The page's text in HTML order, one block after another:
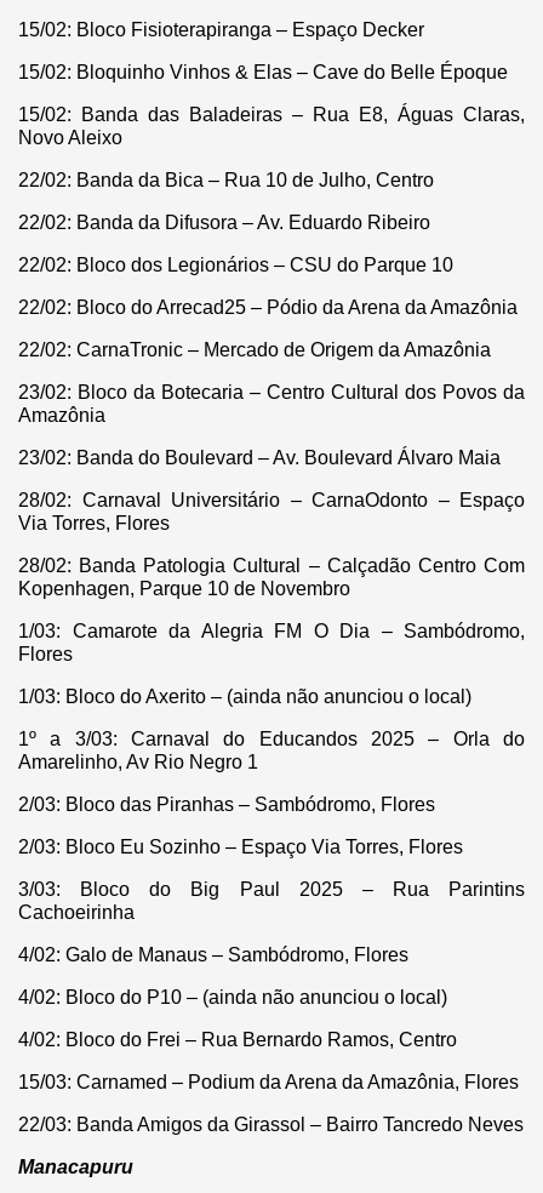
15/02: Bloco Fisioterapiranga – Espaço Decker
15/02: Bloquinho Vinhos & Elas – Cave do Belle Époque
15/02: Banda das Baladeiras – Rua E8, Águas Claras,
Novo Aleixo
22/02: Banda da Bica – Rua 10 de Julho, Centro
22/02: Banda da Difusora – Av. Eduardo Ribeiro
22/02: Bloco dos Legionários – CSU do Parque 10
22/02: Bloco do Arrecad25 – Pódio da Arena da Amazônia
22/02: CarnaTronic – Mercado de Origem da Amazônia
23/02: Bloco da Botecaria – Centro Cultural dos Povos da
Amazônia
23/02: Banda do Boulevard – Av. Boulevard Álvaro Maia
28/02: Carnaval Universitário – CarnaOdonto – Espaço
Via Torres, Flores
28/02: Banda Patologia Cultural – Calçadão Centro Com
Kopenhagen, Parque 10 de Novembro
1/03: Camarote da Alegria FM O Dia – Sambódromo,
Flores
1/03: Bloco do Axerito – (ainda não anunciou o local)
1º a 3/03: Carnaval do Educandos 2025 – Orla do
Amarelinho, Av Rio Negro 1
2/03: Bloco das Piranhas – Sambódromo, Flores
2/03: Bloco Eu Sozinho – Espaço Via Torres, Flores
3/03: Bloco do Big Paul 2025 – Rua Parintins
Cachoeirinha
4/02: Galo de Manaus – Sambódromo, Flores
4/02: Bloco do P10 – (ainda não anunciou o local)
4/02: Bloco do Frei – Rua Bernardo Ramos, Centro
15/03: Carnamed – Podium da Arena da Amazônia, Flores
22/03: Banda Amigos da Girassol – Bairro Tancredo Neves
Manacapuru